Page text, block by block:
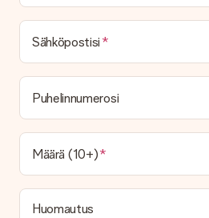
Toimitusaika löytyy lahjan
että operaattorimme toimittaa
Mitä toimitusvaihtoehtoja voin
Tällä hetkellä ei ole (vielä)
toimitusvaihtoehtoa. Halutessasi
paketti tai postilaatikon toimitus.
vaihtoehto tilauksesi kuuluu? Ota
Maksu
Kuinka voin maksaa tilaukseni?
Tarjoamme seuraavat maksutavat:
Sähköpostisi
Puhelinnumerosi
Määrä (10+)
Huomautus